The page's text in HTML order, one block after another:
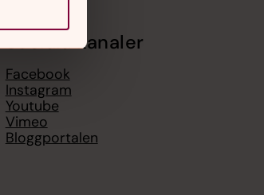
Sociala kanaler
Facebook
Instagram
Youtube
Vimeo
Bloggportalen